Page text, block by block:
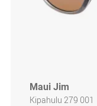
Maui Jim
Kipahulu 279 001